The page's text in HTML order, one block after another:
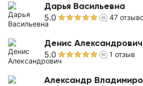
Дарья Васильевна
5.0 47
Денис Александрович
5.0 1 отзыв
Александр